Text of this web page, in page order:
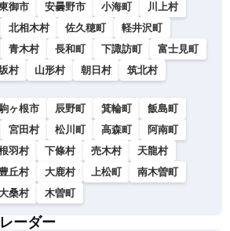
御市 安曇野市 小海町
川上村
北相木村 佐久穂町
軽井沢町
青木村 長和町 下諏訪町
富士見町
村 山形村 朝日村 筑北村
ヶ根市 辰野町 箕輪町
飯島町
宮田村 松川町 高森町
阿南町
羽村 下條村 売木村
天龍村
丘村 大鹿村 上松町
南木曽町
桑村 木曽町
ーダー